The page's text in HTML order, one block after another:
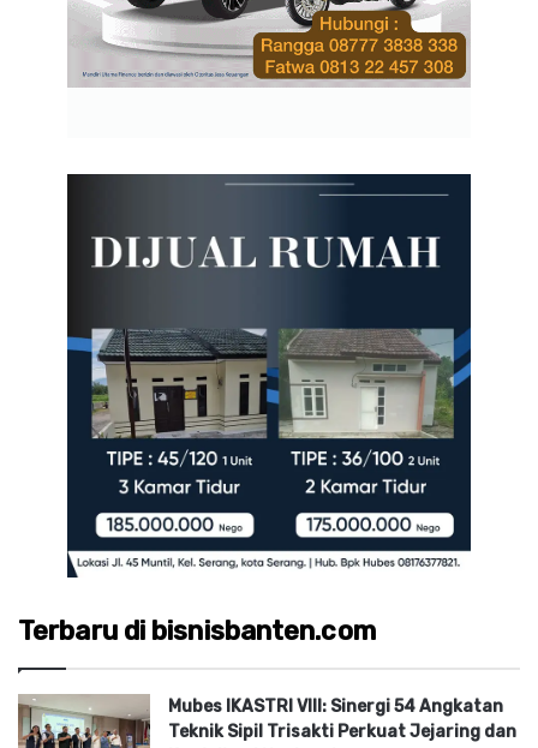
Terbaru di bisnisbanten.com
Mubes IKASTRI VIII: Sinergi 54 Angkatan
Teknik Sipil Trisakti Perkuat Jejaring dan